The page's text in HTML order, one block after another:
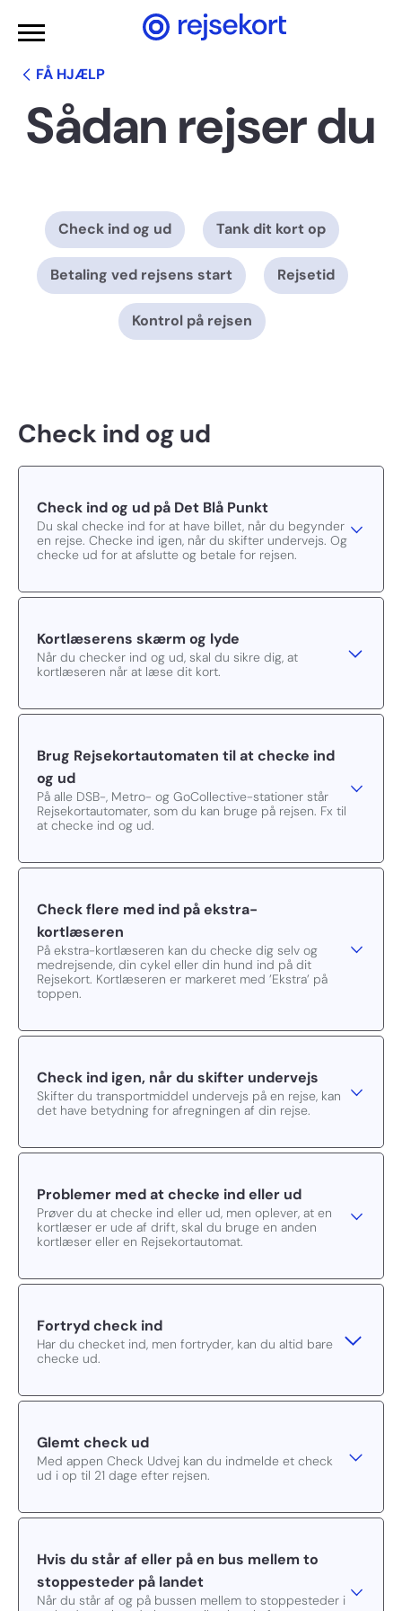
Gå til hovedindhold
FÅ HJÆLP
Sådan rejser du
Check ind og ud Tank dit kort op
Betaling ved rejsens start Rejsetid
Kontrol på rejsen
Check ind og ud
Check ind og ud på Det Blå Punkt
Du skal checke ind for at have billet, når du begynder
en rejse. Checke ind igen, når du skifter undervejs. Og
checke ud for at afslutte og betale for rejsen.
Kortlæserens skærm og lyde
Når du checker ind og ud, skal du sikre dig, at
kortlæseren når at læse dit kort.
Brug Rejsekortautomaten til at checke ind
og ud
På alle DSB-, Metro- og GoCollective-stationer står
Rejsekortautomater, som du kan bruge på rejsen. Fx til
at checke ind og ud.
Check flere med ind på ekstra-
kortlæseren
På ekstra-kortlæseren kan du checke dig selv og
medrejsende, din cykel eller din hund ind på dit
Rejsekort. Kortlæseren er markeret med ’Ekstra’ på
toppen.
Check ind igen, når du skifter undervejs
Skifter du transportmiddel undervejs på en rejse, kan
det have betydning for afregningen af din rejse.
Problemer med at checke ind eller ud
Prøver du at checke ind eller ud, men oplever, at en
kortlæser er ude af drift, skal du bruge en anden
kortlæser eller en Rejsekortautomat.
Fortryd check ind
Har du checket ind, men fortryder, kan du altid bare
checke ud.
Glemt check ud
Med appen Check Udvej kan du indmelde et check
ud i op til 21 dage efter rejsen.
Hvis du står af eller på en bus mellem to
stoppesteder på landet
Når du står af og på bussen mellem to stoppesteder i